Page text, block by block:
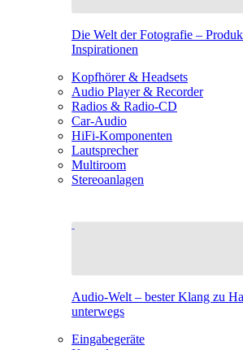
Die Welt der Fotografie –
Inspirationen
Kopfhörer & Headsets
Audio Player & Recorder
Radios & Radio-CD
Car-Audio
HiFi-Komponenten
Lautsprecher
Multiroom
Stereoanlagen
Audio-Welt – bester Klang zu
unterwegs
Eingabegeräte